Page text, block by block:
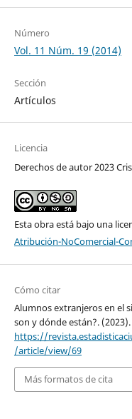
Número
Vol. 11 Núm. 19 (2014)
Sección
Artículos
Licencia
Derechos de autor 2023
Esta obra está bajo una
Atribución-NoComercial-
Cómo citar
Alumnos extranjeros en el
son y dónde están?. (2023).
https://
/article/view/69
Más formatos de cita